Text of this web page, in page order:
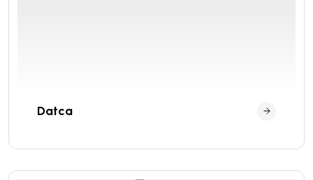
Datca